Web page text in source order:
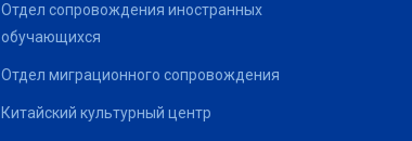
Отдел сопровождения иностранных
обучающихся
Отдел миграционного сопровождения
Китайский культурный центр